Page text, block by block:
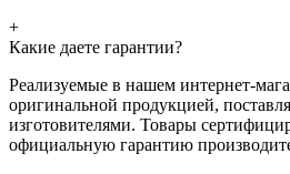
+
Какие даете гарантии?
Реализуемые в нашем интернет-
оригинальной продукцией,
изготовителями. Товары
официальную гарантию